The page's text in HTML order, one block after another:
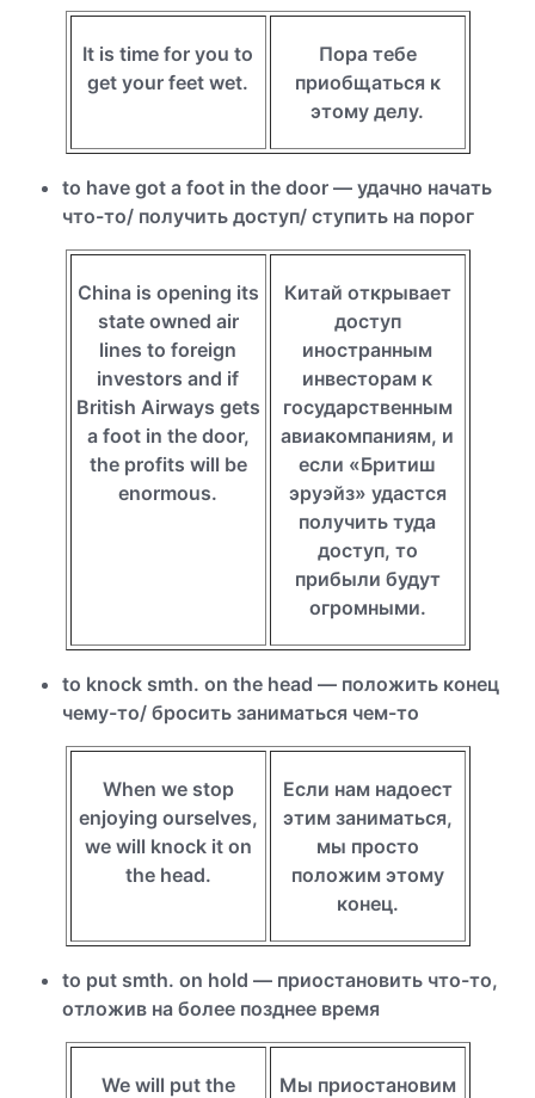
It is time for you to
get your feet wet.
Пора тебе
приобщаться к
этому делу.
to have got a foot in the door — удачно начать
что-то/ получить доступ/ ступить на порог
China is opening its
state owned air
lines to foreign
investors and if
British Airways gets
a foot in the door,
the profits will be
enormous.
Китай открывает
доступ
иностранным
инвесторам к
государственным
авиакомпаниям, и
если «Бритиш
эруэйз» удастся
получить туда
доступ, то
прибыли будут
огромными.
to knock smth. on the head — положить конец
чему-то/ бросить заниматься чем-то
When we stop
enjoying ourselves,
we will knock it on
the head.
Если нам надоест
этим заниматься,
мы просто
положим этому
конец.
to put smth. on hold — приостановить что-то,
отложив на более позднее время
We will put the
Мы приостановим